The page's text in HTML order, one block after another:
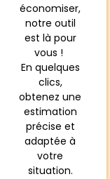
économiser,
notre outil
est là pour
vous !
En quelques
clics,
obtenez une
estimation
précise et
adaptée à
votre
situation.